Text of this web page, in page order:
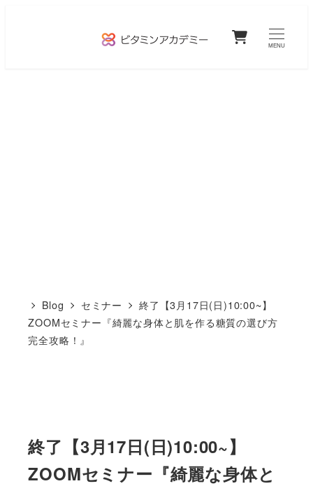
0
MENU
Blog セミナー
終了【3月17日(日)10:00~】
ZOOMセミナー『綺麗な身体と肌を作る糖質の選び方
完全攻略！』
終了【3月17日(日)10:00~】
ZOOMセミナー『綺麗な身体と